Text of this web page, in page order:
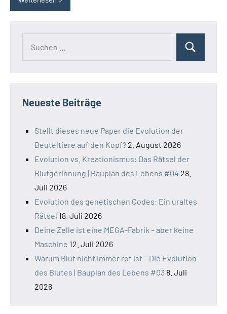
Suchen
Neueste Beiträge
Stellt dieses neue Paper die Evolution der
Beuteltiere auf den Kopf? 2. August 2026
Evolution vs. Kreationismus: Das Rätsel der
Blutgerinnung | Bauplan des Lebens #04 28.
Juli 2026
Evolution des genetischen Codes: Ein uraltes
Rätsel 18. Juli 2026
Deine Zelle ist eine MEGA-Fabrik – aber keine
Maschine 12. Juli 2026
Warum Blut nicht immer rot ist – Die Evolution
des Blutes | Bauplan des Lebens #03 8. Juli
2026